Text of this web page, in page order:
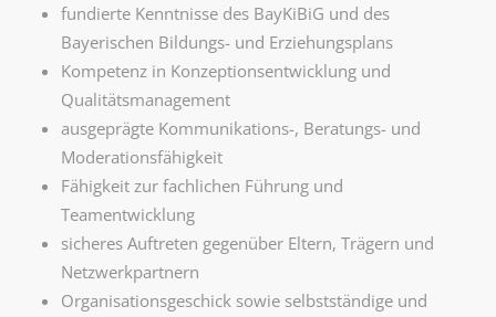
fundierte Kenntnisse des BayKiBiG und des
Bayerischen Bildungs- und Erziehungsplans
Kompetenz in Konzeptionsentwicklung und
Qualitätsmanagement
ausgeprägte Kommunikations-, Beratungs- und
Moderationsfähigkeit
Fähigkeit zur fachlichen Führung und
Teamentwicklung
sicheres Auftreten gegenüber Eltern, Trägern und
Netzwerkpartnern
Organisationsgeschick sowie selbstständige und